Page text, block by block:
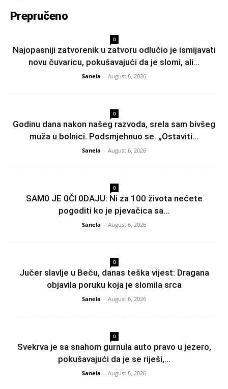
Prepručeno
0
Najopasniji zatvorenik u zatvoru odlučio je ismijavati
novu čuvaricu, pokušavajući da je slomi, ali...
Sanela - August 6, 2026
0
Godinu dana nakon našeg razvoda, srela sam bivšeg
muža u bolnici. Podsmjehnuo se. „Ostaviti...
Sanela - August 6, 2026
0
SAM0 JE 0Čl 0DAJU: Ni za 100 života nećete
pogoditi ko je pjevačica sa...
Sanela - August 6, 2026
0
Jučer slavlje u Beču, danas teška vijest: Dragana
objavila poruku koja je slomila srca
Sanela - August 6, 2026
0
Svekrva je sa snahom gurnula auto pravo u jezero,
pokušavajući da je se riješi,...
Sanela - August 6, 2026